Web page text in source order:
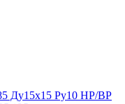
Ду15х15 Ру10 НР/ВР